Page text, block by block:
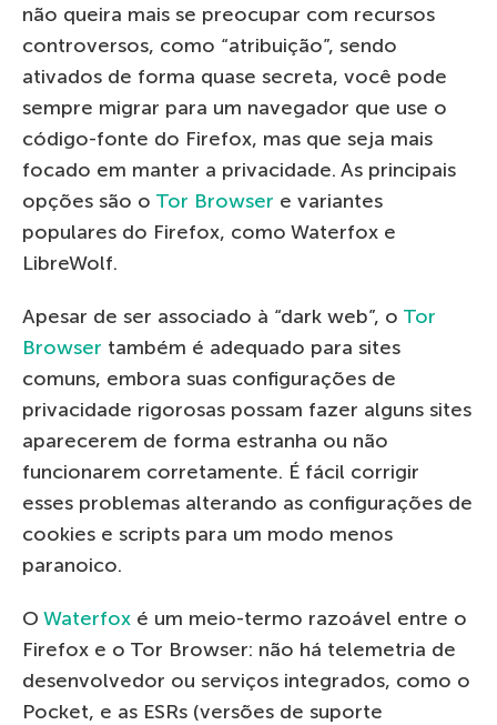
não queira mais se preocupar com recursos
controversos, como “atribuição”, sendo
ativados de forma quase secreta, você pode
sempre migrar para um navegador que use o
código-fonte do Firefox, mas que seja mais
focado em manter a privacidade. As principais
opções são o Tor Browser e variantes
populares do Firefox, como Waterfox e
LibreWolf.
Apesar de ser associado à “dark web”, o Tor
Browser também é adequado para sites
comuns, embora suas configurações de
privacidade rigorosas possam fazer alguns sites
aparecerem de forma estranha ou não
funcionarem corretamente. É fácil corrigir
esses problemas alterando as configurações de
cookies e scripts para um modo menos
paranoico.
O Waterfox é um meio-termo razoável entre o
Firefox e o Tor Browser: não há telemetria de
desenvolvedor ou serviços integrados, como o
Pocket, e as ESRs (versões de suporte